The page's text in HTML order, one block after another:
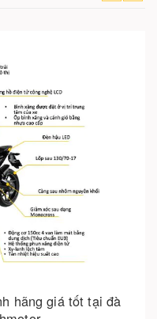
hãng giá tốt tại đà